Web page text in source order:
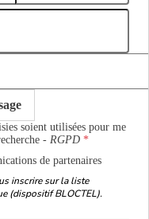
soient utilisées pour me
-RGPD
de partenaires
inscrire sur la liste
(dispositif BLOCTEL).